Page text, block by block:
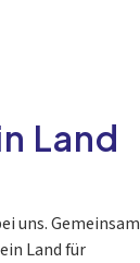
Land
uns. Gemeinsam
Land für